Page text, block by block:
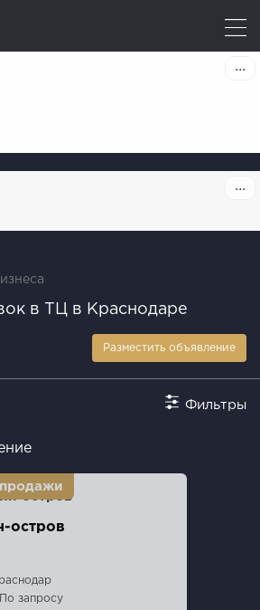
в ТЦ в Краснодаре
Разместить объявление
Фильтры
остров
запросу